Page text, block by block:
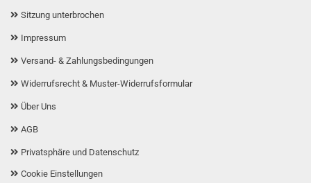
Sitzung unterbrochen
Impressum
Versand- & Zahlungsbedingungen
Widerrufsrecht & Muster-Widerrufsformular
Über Uns
AGB
Privatsphäre und Datenschutz
Cookie Einstellungen